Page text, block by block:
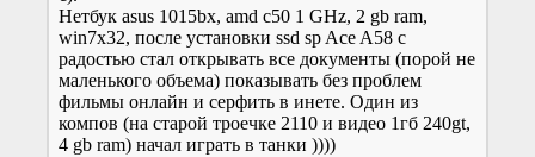
Нетбук asus 1015bx, amd c50 1 GHz, 2 gb ram,
win7x32, после установки ssd sp Ace A58 с
радостью стал открывать все документы (порой не
маленького объема) показывать без проблем
фильмы онлайн и серфить в инете. Один из
компов (на старой троечке 2110 и видео 1гб 240gt,
4 gb ram) начал играть в танки ))))